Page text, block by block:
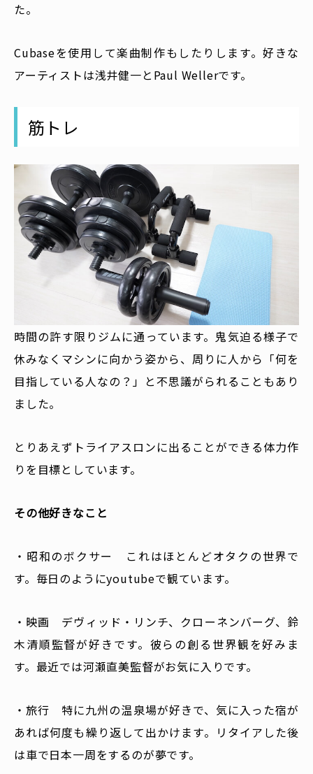
た。
Cubaseを使用して楽曲制作もしたりします。好きな
アーティストは浅井健一とPaul Wellerです。
筋トレ
時間の許す限りジムに通っています。鬼気迫る様子で
休みなくマシンに向かう姿から、周りに人から「何を
目指している人なの？」と不思議がられることもあり
ました。
とりあえずトライアスロンに出ることができる体力作
りを目標としています。
その他好きなこと
・昭和のボクサー これはほとんどオタクの世界で
す。毎日のようにyoutubeで観ています。
・映画 デヴィッド・リンチ、クローネンバーグ、鈴
木清順監督が好きです。彼らの創る世界観を好みま
す。最近では河瀬直美監督がお気に入りです。
・旅行 特に九州の温泉場が好きで、気に入った宿が
あれば何度も繰り返して出かけます。リタイアした後
は車で日本一周をするのが夢です。